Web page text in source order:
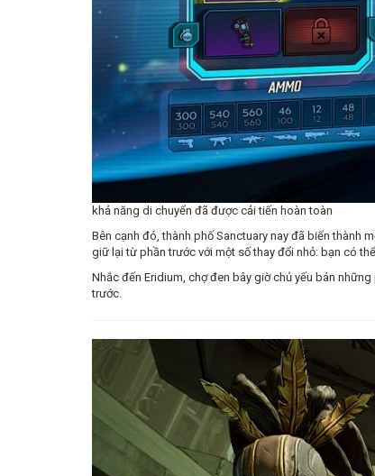
khả năng di chuyển đã được cải tiến hoàn toàn
Bên cạnh đó, thành phố Sanctuary nay đã biến thành
giữ lại từ phần trước với một số thay đổi nhỏ: bạn có
Nhắc đến Eridium, chợ đen bây giờ chủ yếu bán
trước.